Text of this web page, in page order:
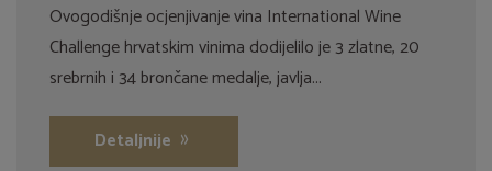
Ovogodišnje ocjenjivanje vina International Wine
Challenge hrvatskim vinima dodijelilo je 3 zlatne, 20
srebrnih i 34 brončane medalje, javlja...
Detaljnije